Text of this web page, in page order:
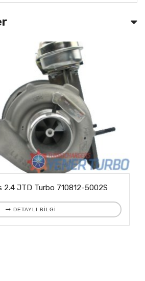
2.4 JTD Turbo 710812-5002S
DETAYLI BILGI